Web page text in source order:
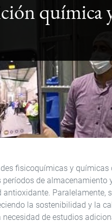
fisicoquímicas y
de
Paralelamente,
la sostenibilidad y la
de estudios